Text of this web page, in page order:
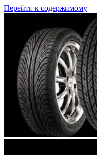
Перейти к содержимому